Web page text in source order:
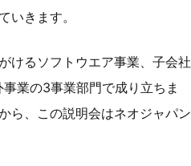
きます。
けるソフトウエア事業、子会社
業の3事業部門で成り立ちま
ら、この説明会はネオジャパン